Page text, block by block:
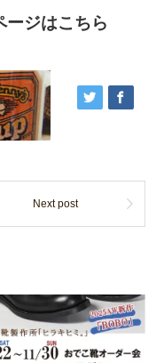
ジはこちら
Next post